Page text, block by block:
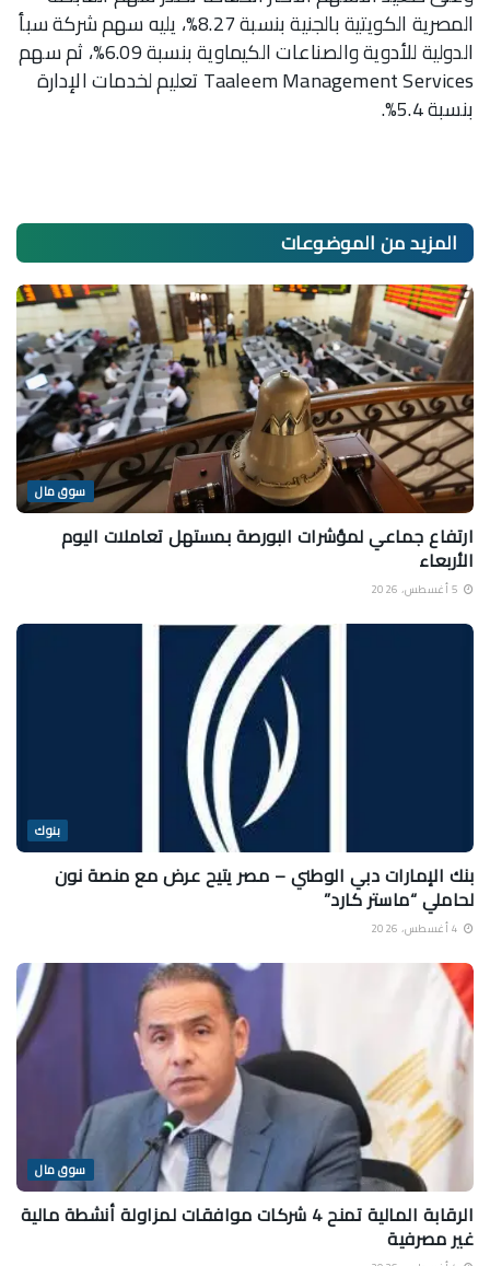
المصرية الكويتية بالجنية بنسبة 8.27%، يليه سهم شركة سبأ
الدولية للأدوية والصناعات الكيماوية بنسبة 6.09%، ثم سهم
Taaleem Management Services تعليم لخدمات الإدارة
بنسبة 5.4%.
المزيد منالموضوعات
سوق مال
ارتفاع جماعي لمؤشرات البورصة بمستهل تعاملات اليوم
الأربعاء
بنوك
بنك الإمارات دبي الوطني – مصر يتيح عرض مع منصة نون
لحاملي “ماستر كارد”
سوق مال
الرقابة المالية تمنح 4 شركات موافقات لمزاولة أنشطة مالية
غير مصرفية